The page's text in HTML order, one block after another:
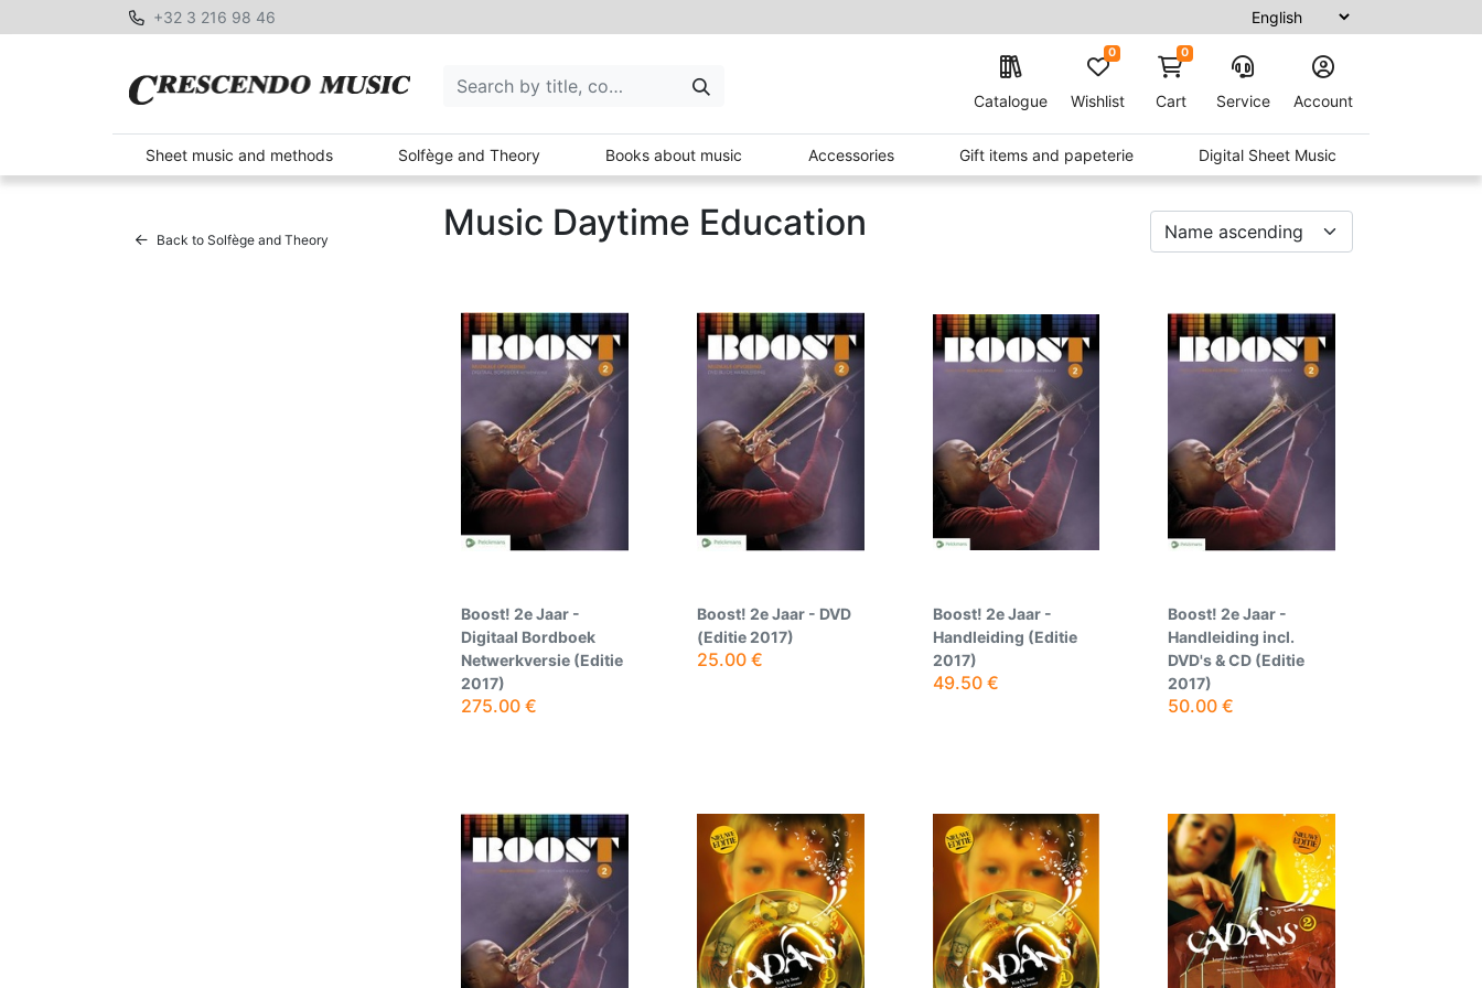
+32 3 216 98 46
Catalogue Wishlist
0 0
Cart Service Account
Sheet music and methods Solfège and Theory Books about music Accessories Gift items and papeterie Digital Sheet Music
Back to Solfège and Theory Music Daytime Education
Boost! 2e Jaar -
Digitaal Bordboek
Netwerkversie (Editie
2017)
275.00 €
Boost! 2e Jaar - DVD
(Editie 2017)
25.00€
Boost! 2e Jaar -
Handleiding (Editie
2017)
49.50€
Boost! 2e Jaar -
Handleiding incl.
DVD's & CD (Editie
2017)
50.00 €